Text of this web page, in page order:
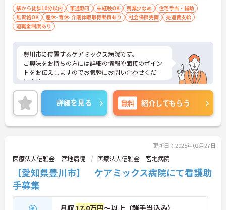
駅から徒歩10分以内 車通勤可 未経験OK 残業少なめ
住宅手当・補助
無資格OK
産休･育休･介護休暇取得実績あり 社会保険完備
交通費支給
退職金制度あり
豊川市に位置するケアミックス病院です。
ご興味をお持ちの方には詳細の情報や面接のポイン
トをお伝えしますのでお気軽にお問い合わせくださ
いませ。
詳細を見る 無料 紹介してもらう
更新日：2025年02月27日
医療法人信雅会 宮地病院 医療法人信雅会 宮地病院
【愛知県豊川市】 ケアミックス病院にて看護助
手募集